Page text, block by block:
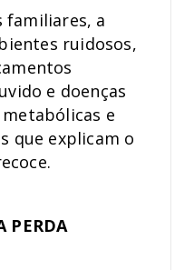
familiares, a
ruidosos,
e doenças
e
que explicam o
PERDA